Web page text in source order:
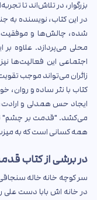
بزرگوار، در تلاش‌اند تا
در این کتاب، نویسنده به
شده، چالش‌ها و
محلی می‌پردازد. علاوه
اجتماعی این فعالیت‌ها
زائران می‌تواند موجب
کتاب با نثر ساده و روان،
ایجاد حس همدلی و
می‌کشد. "قدمت بر چشم" نه
همه کسانی است که به
در برشی از کتاب
سر کوچه خانه خاله
در خانه اش بابا دست علی